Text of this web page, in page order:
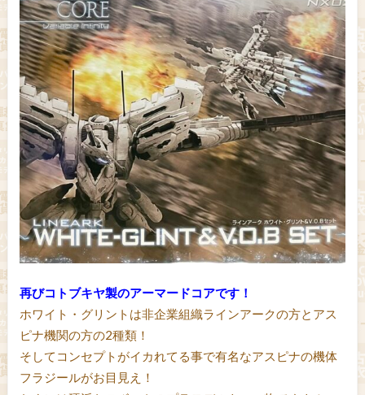
再びコトブキヤ製のアーマードコアです！
ホワイト・グリントは非企業組織ラインアークの方とアス
ピナ機関の方の2種類！
そしてコンセプトがイカれてる事で有名なアスピナの機体
フラジールがお目見え！